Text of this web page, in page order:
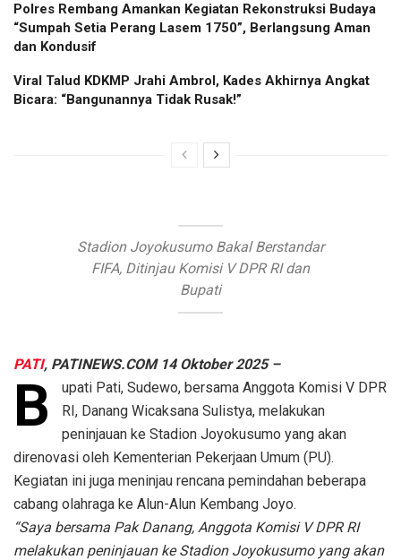
Polres Rembang Amankan Kegiatan Rekonstruksi Budaya
“Sumpah Setia Perang Lasem 1750”, Berlangsung Aman
dan Kondusif
Viral Talud KDKMP Jrahi Ambrol, Kades Akhirnya Angkat
Bicara: “Bangunannya Tidak Rusak!”
Stadion Joyokusumo Bakal Berstandar
FIFA, Ditinjau Komisi V DPR RI dan
Bupati
PATI, PATINEWS.COM 14 Oktober 2025 –
B
upati Pati, Sudewo, bersama Anggota Komisi V DPR
RI, Danang Wicaksana Sulistya, melakukan
peninjauan ke Stadion Joyokusumo yang akan
direnovasi oleh Kementerian Pekerjaan Umum (PU).
Kegiatan ini juga meninjau rencana pemindahan beberapa
cabang olahraga ke Alun-Alun Kembang Joyo.
“Saya bersama Pak Danang, Anggota Komisi V DPR RI
melakukan peninjauan ke Stadion Joyokusumo yang akan